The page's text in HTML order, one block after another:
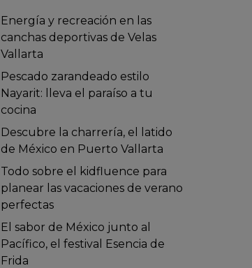
Energía y recreación en las
canchas deportivas de Velas
Vallarta
Pescado zarandeado estilo
Nayarit: lleva el paraíso a tu
cocina
Descubre la charrería, el latido
de México en Puerto Vallarta
Todo sobre el kidfluence para
planear las vacaciones de verano
perfectas
El sabor de México junto al
Pacífico, el festival Esencia de
Frida